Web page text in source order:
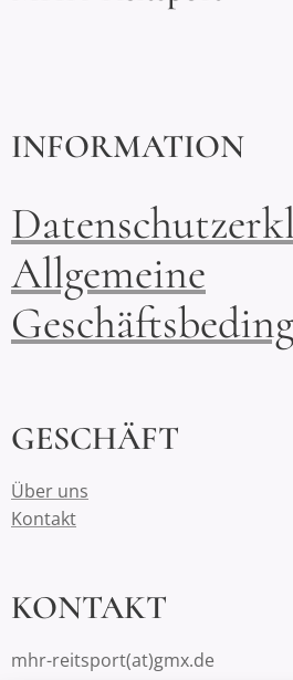
INFORMATION
Allgemeine
GESCHÄFT
Über uns
Kontakt
KONTAKT
mhr-reitsport(at)gmx.de